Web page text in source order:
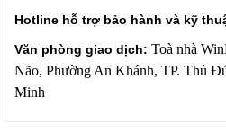
Hotline hỗ trợ bảo hành và kỹ
Văn phòng giao dịch: Toà nhà
Não, Phường An Khánh, TP. Thủ
Minh